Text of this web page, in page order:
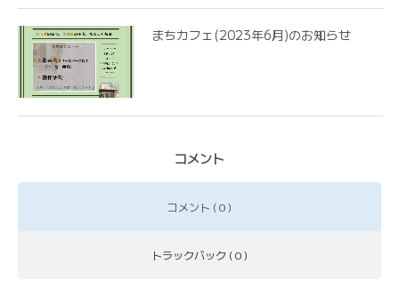
まちカフェ(2023年6月)のお知らせ
コメント
コメント ( 0 )
トラックバック ( 0 )